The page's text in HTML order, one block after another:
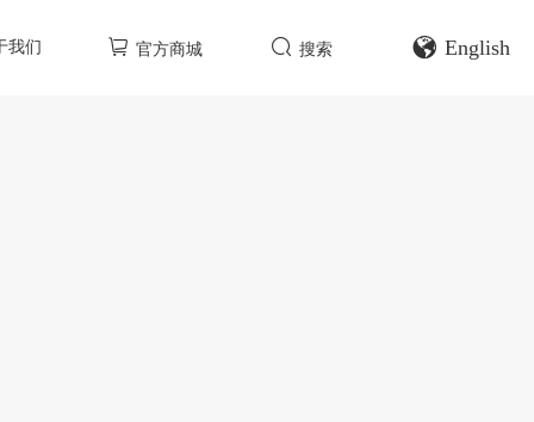
我们 官方商城 搜索 English